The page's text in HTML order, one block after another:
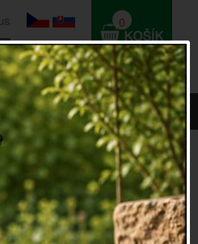
0
0 Kč
Forest – V lese 59